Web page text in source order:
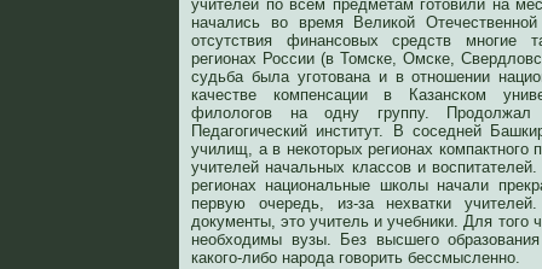
учителей по всем предметам готовили на
начались во время Великой
отсутствия финансовых средств многие
регионах России (в Томске, Омске,
судьба была уготована и в отношении
качестве компенсации в Казанском
филологов на одну группу. Продолжал
Педагогический институт. В соседней
училищ, а в некоторых регионах компактного
учителей начальных классов и
регионах национальные школы начали
первую очередь, из-за нехватки
документы, это учитель и учебники. Для того
необходимы вузы. Без высшего
какого-либо народа говорить бессмысленно.